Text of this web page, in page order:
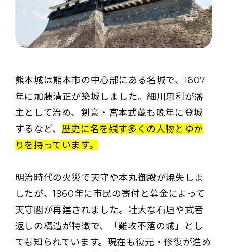
熊本城は熊本市の中心部にある名城で、1607
年に加藤清正が築城しました。細川忠利が藩
主として治め、剣豪・宮本武蔵も晩年に登城
するなど、 歴史に名を残す多くの人物とゆか
りを持っています。
明治時代の火災で天守や本丸御殿が焼失しま
したが、1960年に市民の寄付と募金によって
天守閣が再建されました。壮大な石垣や武者
返しの構造が特徴で、「難攻不落の城」とし
ても知られています。現在も復元・修復が進め